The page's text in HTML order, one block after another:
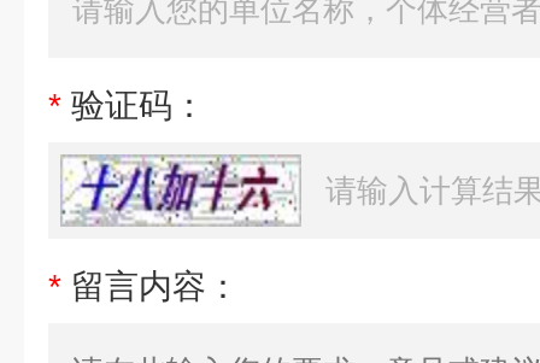
* 验证码：
* 留言内容：